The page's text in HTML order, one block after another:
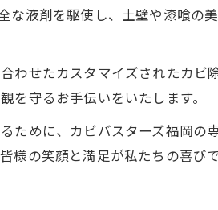
な液剤を駆使し、土壁や漆喰の
せたカスタマイズされたカビ
守るお手伝いをいたします。
ために、カビバスターズ福岡の
の笑顔と満足が私たちの喜び